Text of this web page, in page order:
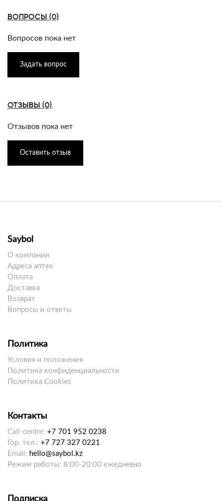
ВОПРОСЫ (0)
Вопросов пока нет
Задать вопрос
ОТЗЫВЫ (0)
Отзывов пока нет
Оставить отзыв
Saybol
О компании
Адреса аптек
Оплата
Доставка
Возврат
Вопросы и ответы
Политика
Условия и положения
Политика конфиденциальности
Политика Cookies
Контакты
Call-centre: +7 701 952 0238
Гор. тел.: +7 727 327 0221
Email: hello@saybol.kz
Режим работы: 8:00-20:00 ежедневно
Подписка